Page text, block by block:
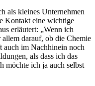
als kleines Unternehmen
Kontakt eine wichtige
erläutert: „Wenn ich
darauf, ob die Chemie
auch im Nachhinein noch
als dass ich das
möchte ich ja auch selbst